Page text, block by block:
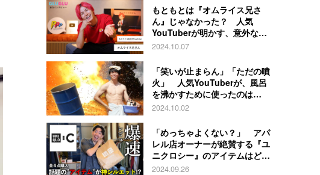
もともとは『オムライス兄さ
ん』じゃなかった？ 人気
YouTuberが明かす、意外な過
去とは
2024.10.07
「笑いが止まらん」「ただの噴
火」 人気YouTuberが、風呂
を沸かすために使ったのは…
2024.10.02
「めっちゃよくない？」 アパ
レル店オーナーが絶賛する『ユ
ニクロシー』のアイテムはど
れ？
2024.09.26